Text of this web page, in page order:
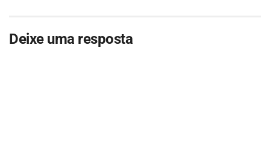
Deixe uma resposta